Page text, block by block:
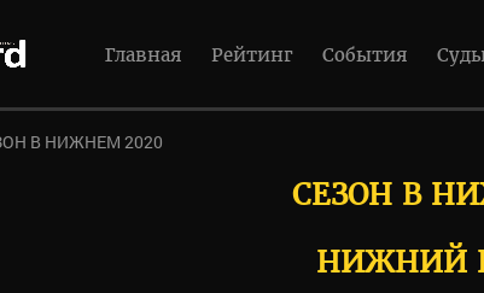
Главная Рейтинг События
В НИЖНЕМ 2020
СЕЗОН В
НИЖНИЙ